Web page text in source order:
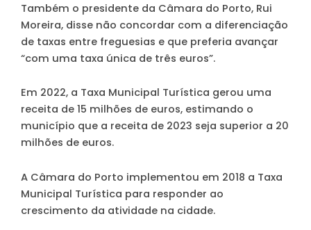
Também o presidente da Câmara do Porto, Rui
Moreira, disse não concordar com a diferenciação
de taxas entre freguesias e que preferia avançar
“com uma taxa única de três euros”.
Em 2022, a Taxa Municipal Turística gerou uma
receita de 15 milhões de euros, estimando o
município que a receita de 2023 seja superior a 20
milhões de euros.
A Câmara do Porto implementou em 2018 a Taxa
Municipal Turística para responder ao
crescimento da atividade na cidade.